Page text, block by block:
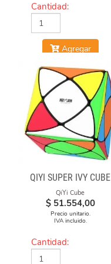
Cantidad:
Agregar
QIYI SUPER IVY CUBE
QiYi Cube
$ 51.554,00
Precio unitario.
IVA incluido.
Cantidad: